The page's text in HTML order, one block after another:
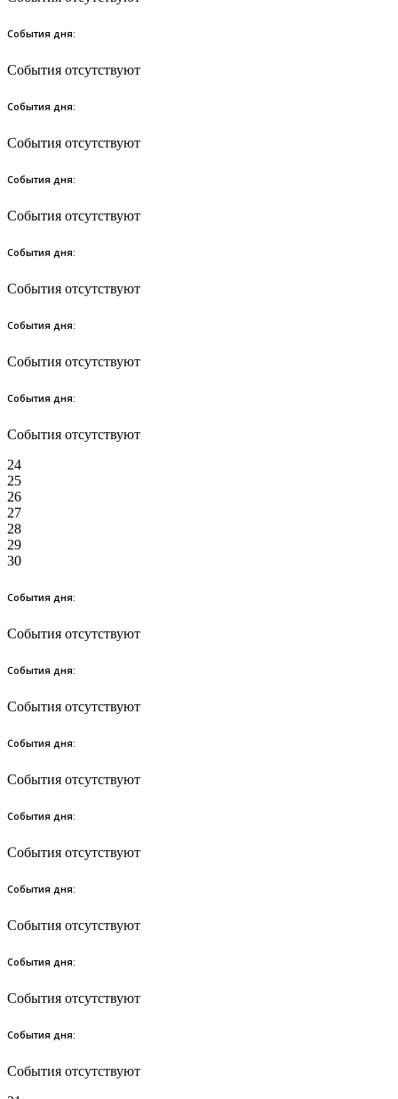
События дня:
События отсутствуют
События дня:
События отсутствуют
События дня:
События отсутствуют
События дня:
События отсутствуют
События дня:
События отсутствуют
События дня:
События отсутствуют
24
25
26
27
28
29
30
События дня:
События отсутствуют
События дня:
События отсутствуют
События дня:
События отсутствуют
События дня:
События отсутствуют
События дня:
События отсутствуют
События дня:
События отсутствуют
События дня:
События отсутствуют